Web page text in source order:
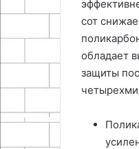
сот
обладает
защиты